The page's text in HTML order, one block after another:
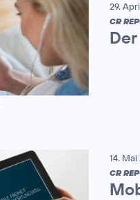
29.
CR
14. Mai
CR